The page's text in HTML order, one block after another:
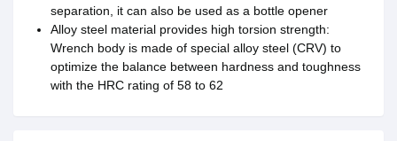
separation, it can also be used as a bottle opener
Alloy steel material provides high torsion strength:
Wrench body is made of special alloy steel (CRV) to
optimize the balance between hardness and toughness
with the HRC rating of 58 to 62